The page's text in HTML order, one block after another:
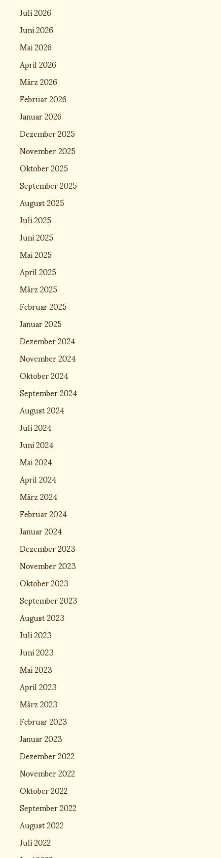
Juli 2026
Juni 2026
Mai 2026
April 2026
März 2026
Februar 2026
Januar 2026
Dezember 2025
November 2025
Oktober 2025
September 2025
August 2025
Juli 2025
Juni 2025
Mai 2025
April 2025
März 2025
Februar 2025
Januar 2025
Dezember 2024
November 2024
Oktober 2024
September 2024
August 2024
Juli 2024
Juni 2024
Mai 2024
April 2024
März 2024
Februar 2024
Januar 2024
Dezember 2023
November 2023
Oktober 2023
September 2023
August 2023
Juli 2023
Juni 2023
Mai 2023
April 2023
März 2023
Februar 2023
Januar 2023
Dezember 2022
November 2022
Oktober 2022
September 2022
August 2022
Juli 2022